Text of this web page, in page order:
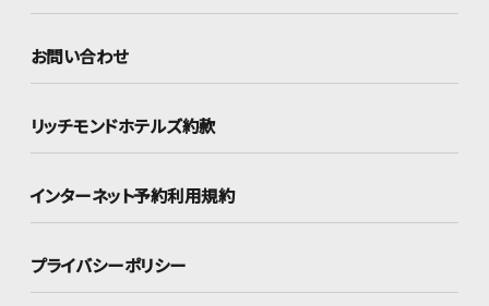
お問い合わせ
リッチモンドホテルズ約款
インターネット予約利用規約
プライバシーポリシー